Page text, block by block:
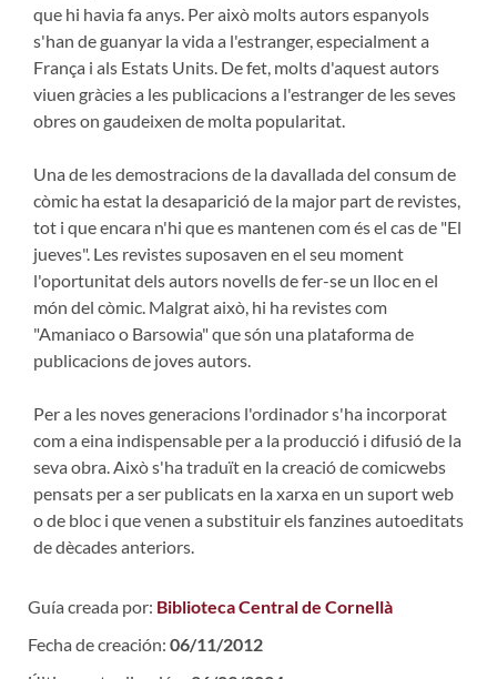
que hi havia fa anys. Per això molts autors espanyols
s'han de guanyar la vida a l'estranger, especialment a
França i als Estats Units. De fet, molts d'aquest autors
viuen gràcies a les publicacions a l'estranger de les seves
obres on gaudeixen de molta popularitat.
Una de les demostracions de la davallada del consum de
còmic ha estat la desaparició de la major part de revistes,
tot i que encara n'hi que es mantenen com és el cas de "El
jueves". Les revistes suposaven en el seu moment
l'oportunitat dels autors novells de fer-se un lloc en el
món del còmic. Malgrat això, hi ha revistes com
"Amaniaco o Barsowia" que són una plataforma de
publicacions de joves autors.
Per a les noves generacions l'ordinador s'ha incorporat
com a eina indispensable per a la producció i difusió de la
seva obra. Això s'ha traduït en la creació de comicwebs
pensats per a ser publicats en la xarxa en un suport web
o de bloc i que venen a substituir els fanzines autoeditats
de dècades anteriors.
Guía creada por: Biblioteca Central de Cornellà
Fecha de creación: 06/11/2012